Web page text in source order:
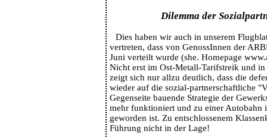
Dilemma der
Dies haben wir auch in unserem
vertreten, dass von GenossInnen der
Juni verteilt wurde (she. Homepage
Nicht erst im Ost-Metall-Tarifstreik und
zeigt sich nur allzu deutlich, dass die
wieder auf die sozial-partnerschaftliche
Gegenseite bauende Strategie der
mehr funktioniert und zu einer Autobahn
geworden ist. Zu entschlossenem
Führung nicht in der Lage!